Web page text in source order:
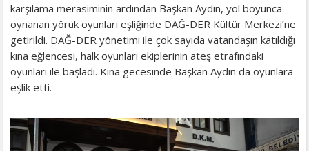
karşılama merasiminin ardından Başkan Aydın, yol boyunca
oynanan yörük oyunları eşliğinde DAĞ-DER Kültür Merkezi’ne
getirildi. DAĞ-DER yönetimi ile çok sayıda vatandaşın katıldığı
kına eğlencesi, halk oyunları ekiplerinin ateş etrafındaki
oyunları ile başladı. Kına gecesinde Başkan Aydın da oyunlara
eşlik etti.